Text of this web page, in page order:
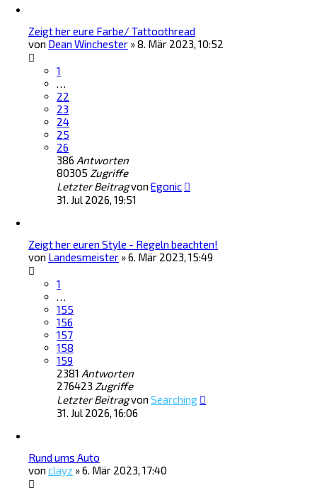
Zeigt her eure Farbe/ Tattoothread
von Dean Winchester »8. Mär 2023, 10:52
1
…
22
23
24
25
26
386 Antworten
80305 Zugriffe
Letzter Beitragvon Egonic
31. Jul 2026, 19:51
Zeigt her euren Style - Regeln beachten!
von Landesmeister »6. Mär 2023, 15:49
1
…
155
156
157
158
159
2381 Antworten
276423 Zugriffe
Letzter Beitragvon Searching
31. Jul 2026, 16:06
Rund ums Auto
von clayz »6. Mär 2023, 17:40